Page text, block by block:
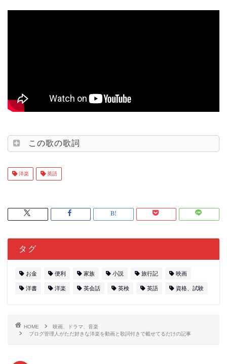
この歌の歌詞
洋楽 英語
タグ
お金 便利 家族 小説 旅行記 映画
洋書 洋楽 英会話 英検 英語 資格、試験
HOME
映画、ドラマ、音楽
ブログ管理人がただ好きな洋楽を動画と歌詞付きで載せてるだけの記事